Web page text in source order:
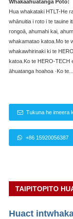
Whakaahuatanga Poto:
Hua whakataki HTLT-He
whānuitia i roto i te tauine
rongoā, ahumahi kai,
whakamatao katoa.Mo te
whakawhirinaki ki te
katoa.Ko te HERO-TECH
āhuatanga hoahoa ·Ko te...
Tukuna he imeera
+86 15920056387
TAIPITOPITO
Huact int